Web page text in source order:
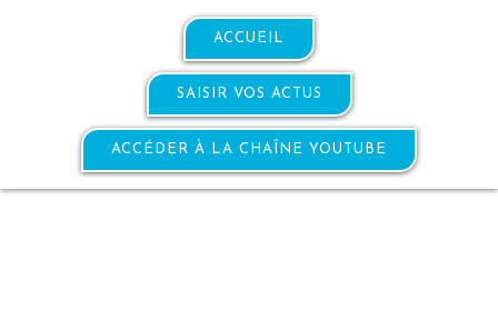
ACCUEIL
SAISIR VOS ACTUS
ACCÉDER À LA CHAÎNE YOUTUBE